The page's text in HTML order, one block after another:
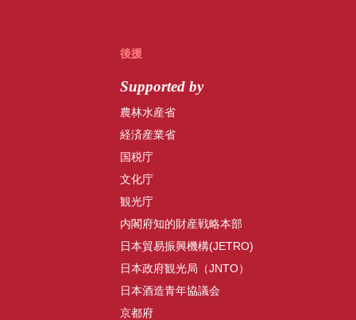
後援
Supported by
農林水産省
経済産業省
国税庁
文化庁
観光庁
内閣府知的財産戦略本部
日本貿易振興機構(JETRO)
日本政府観光局（JNTO）
日本酒造青年協議会
京都府